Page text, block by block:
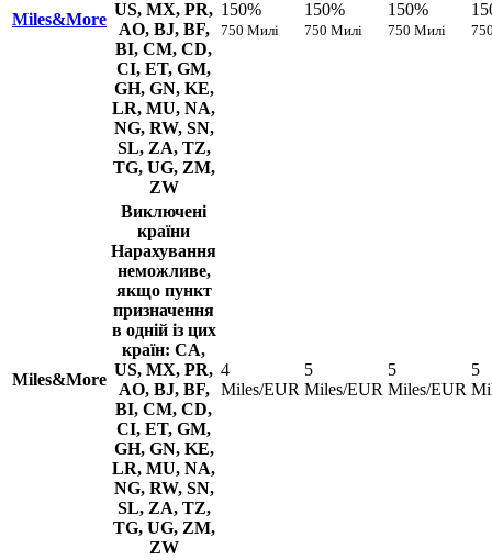
Miles&More
US, MX, PR,
AO, BJ, BF,
BI, CM, CD,
CI, ET, GM,
GH, GN, KE,
LR, MU, NA,
NG, RW, SN,
SL, ZA, TZ,
TG, UG, ZM,
ZW
150%
750 Милі
150%
750 Милі
150%
750 Милі
Miles&More
Виключені
країни
Нарахування
неможливе,
якщо пункт
призначення
в одній із цих
країн: CA,
US, MX, PR,
AO, BJ, BF,
BI, CM, CD,
CI, ET, GM,
GH, GN, KE,
LR, MU, NA,
NG, RW, SN,
SL, ZA, TZ,
TG, UG, ZM,
ZW
4
Miles/EUR
5
Miles/EUR
5
Miles/EUR
5